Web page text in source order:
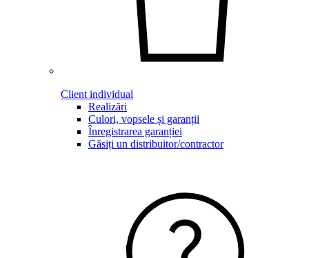
Client individual
Realizări
Culori, vopsele și garanții
Înregistrarea garanției
Găsiți un distribuitor/contractor